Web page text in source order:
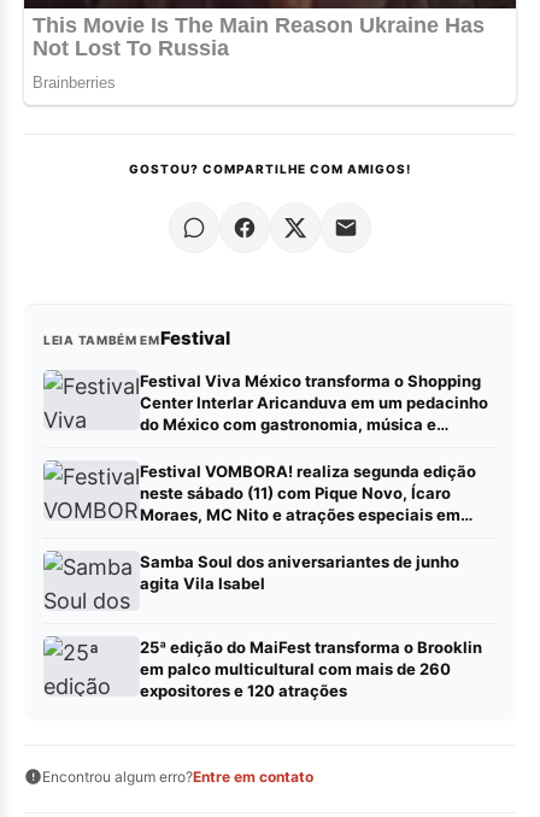
GOSTOU? COMPARTILHE COM AMIGOS!
LEIA TAMBÉM EMFestival
Festival Viva México transforma o Shopping
Center Interlar Aricanduva em um pedacinho
do México com gastronomia, música e
Festival VOMBORA! realiza segunda edição
neste sábado (11) com Pique Novo, Ícaro
Moraes, MC Nito e atrações especiais em
Samba Soul dos aniversariantes de junho
agita Vila Isabel
25ª edição do MaiFest transforma o Brooklin
em palco multicultural com mais de 260
expositores e 120 atrações
Encontrou algum erro?Entre em contato